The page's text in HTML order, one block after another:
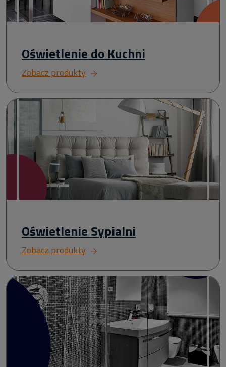
Oświetlenie do Kuchni
Zobacz produkty
Oświetlenie Sypialni
Zobacz produkty